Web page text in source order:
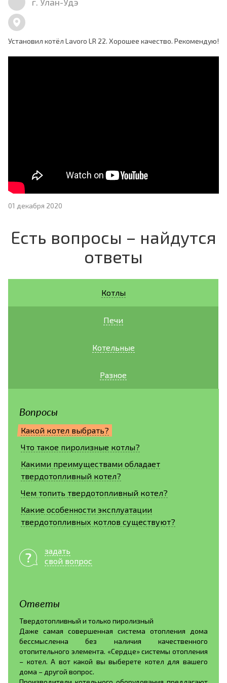
Установил котёл Lavoro LR 22. Хорошее качество. Рекомендую!
01 декабря 2020
Есть вопросы – найдутся
ответы
Котлы
Печи
Котельные
Разное
Вопросы
Какой котел выбрать?
Что такое пиролизные котлы?
Какими преимуществами обладает
твердотопливный котел?
Чем топить твердотопливный котел?
Какие особенности эксплуатации
твердотопливных котлов существуют?
задать
свой вопрос
Ответы
Твердотопливный и только пиролизный
Даже самая совершенная система отопления дома
бессмысленна без наличия качественного
отопительного элемента. «Сердце» системы отопления
– котел. А вот какой вы выберете котел для вашего
дома – другой вопрос.